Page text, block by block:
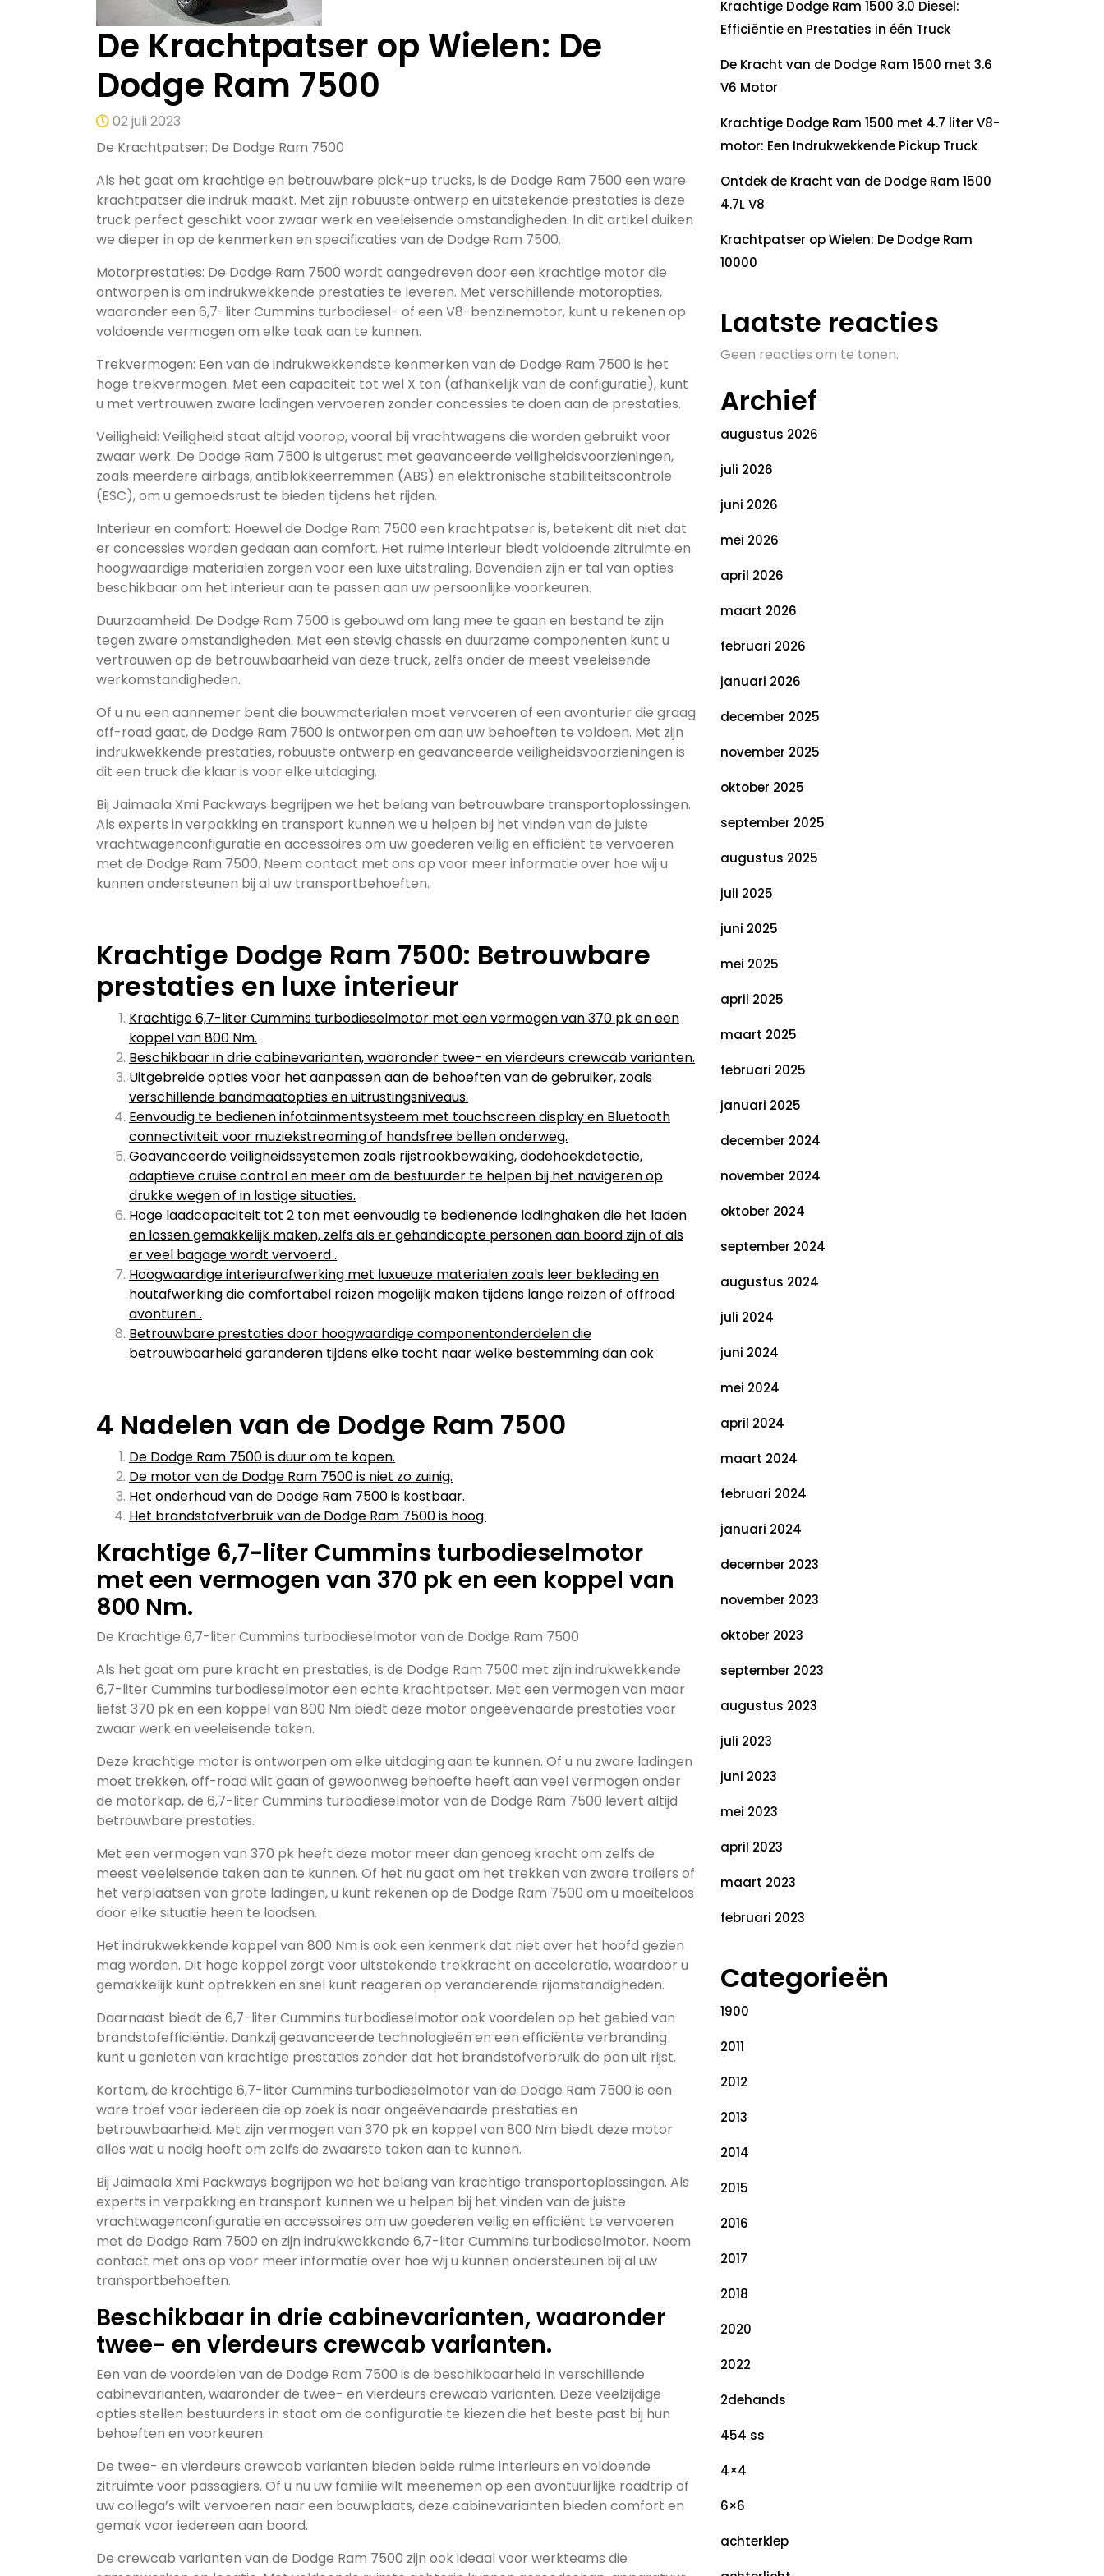
De Krachtpatser op Wielen: De
Dodge Ram 7500
02 juli 2023
De Krachtpatser: De Dodge Ram 7500
Als het gaat om krachtige en betrouwbare pick-up trucks, is de Dodge Ram 7500 een ware
krachtpatser die indruk maakt. Met zijn robuuste ontwerp en uitstekende prestaties is deze
truck perfect geschikt voor zwaar werk en veeleisende omstandigheden. In dit artikel duiken
we dieper in op de kenmerken en specificaties van de Dodge Ram 7500.
Motorprestaties: De Dodge Ram 7500 wordt aangedreven door een krachtige motor die
ontworpen is om indrukwekkende prestaties te leveren. Met verschillende motoropties,
waaronder een 6,7-liter Cummins turbodiesel- of een V8-benzinemotor, kunt u rekenen op
voldoende vermogen om elke taak aan te kunnen.
Trekvermogen: Een van de indrukwekkendste kenmerken van de Dodge Ram 7500 is het
hoge trekvermogen. Met een capaciteit tot wel X ton (afhankelijk van de configuratie), kunt
u met vertrouwen zware ladingen vervoeren zonder concessies te doen aan de prestaties.
Veiligheid: Veiligheid staat altijd voorop, vooral bij vrachtwagens die worden gebruikt voor
zwaar werk. De Dodge Ram 7500 is uitgerust met geavanceerde veiligheidsvoorzieningen,
zoals meerdere airbags, antiblokkeerremmen (ABS) en elektronische stabiliteitscontrole
(ESC), om u gemoedsrust te bieden tijdens het rijden.
Interieur en comfort: Hoewel de Dodge Ram 7500 een krachtpatser is, betekent dit niet dat
er concessies worden gedaan aan comfort. Het ruime interieur biedt voldoende zitruimte en
hoogwaardige materialen zorgen voor een luxe uitstraling. Bovendien zijn er tal van opties
beschikbaar om het interieur aan te passen aan uw persoonlijke voorkeuren.
Duurzaamheid: De Dodge Ram 7500 is gebouwd om lang mee te gaan en bestand te zijn
tegen zware omstandigheden. Met een stevig chassis en duurzame componenten kunt u
vertrouwen op de betrouwbaarheid van deze truck, zelfs onder de meest veeleisende
werkomstandigheden.
Of u nu een aannemer bent die bouwmaterialen moet vervoeren of een avonturier die graag
off-road gaat, de Dodge Ram 7500 is ontworpen om aan uw behoeften te voldoen. Met zijn
indrukwekkende prestaties, robuuste ontwerp en geavanceerde veiligheidsvoorzieningen is
dit een truck die klaar is voor elke uitdaging.
Bij Jaimaala Xmi Packways begrijpen we het belang van betrouwbare transportoplossingen.
Als experts in verpakking en transport kunnen we u helpen bij het vinden van de juiste
vrachtwagenconfiguratie en accessoires om uw goederen veilig en efficiënt te vervoeren
met de Dodge Ram 7500. Neem contact met ons op voor meer informatie over hoe wij u
kunnen ondersteunen bij al uw transportbehoeften.
Krachtige Dodge Ram 7500: Betrouwbare
prestaties en luxe interieur
Krachtige 6,7-liter Cummins turbodieselmotor met een vermogen van 370 pk en een
koppel van 800 Nm.
Beschikbaar in drie cabinevarianten, waaronder twee- en vierdeurs crewcab varianten.
Uitgebreide opties voor het aanpassen aan de behoeften van de gebruiker, zoals
verschillende bandmaatopties en uitrustingsniveaus.
Eenvoudig te bedienen infotainmentsysteem met touchscreen display en Bluetooth
connectiviteit voor muziekstreaming of handsfree bellen onderweg.
Geavanceerde veiligheidssystemen zoals rijstrookbewaking, dodehoekdetectie,
adaptieve cruise control en meer om de bestuurder te helpen bij het navigeren op
drukke wegen of in lastige situaties.
Hoge laadcapaciteit tot 2 ton met eenvoudig te bedienende ladinghaken die het laden
en lossen gemakkelijk maken, zelfs als er gehandicapte personen aan boord zijn of als
er veel bagage wordt vervoerd .
Hoogwaardige interieurafwerking met luxueuze materialen zoals leer bekleding en
houtafwerking die comfortabel reizen mogelijk maken tijdens lange reizen of offroad
avonturen .
Betrouwbare prestaties door hoogwaardige componentonderdelen die
betrouwbaarheid garanderen tijdens elke tocht naar welke bestemming dan ook
4 Nadelen van de Dodge Ram 7500
De Dodge Ram 7500 is duur om te kopen.
De motor van de Dodge Ram 7500 is niet zo zuinig.
Het onderhoud van de Dodge Ram 7500 is kostbaar.
Het brandstofverbruik van de Dodge Ram 7500 is hoog.
Krachtige 6,7-liter Cummins turbodieselmotor
met een vermogen van 370 pk en een koppel van
800 Nm.
De Krachtige 6,7-liter Cummins turbodieselmotor van de Dodge Ram 7500
Als het gaat om pure kracht en prestaties, is de Dodge Ram 7500 met zijn indrukwekkende
6,7-liter Cummins turbodieselmotor een echte krachtpatser. Met een vermogen van maar
liefst 370 pk en een koppel van 800 Nm biedt deze motor ongeëvenaarde prestaties voor
zwaar werk en veeleisende taken.
Deze krachtige motor is ontworpen om elke uitdaging aan te kunnen. Of u nu zware ladingen
moet trekken, off-road wilt gaan of gewoonweg behoefte heeft aan veel vermogen onder
de motorkap, de 6,7-liter Cummins turbodieselmotor van de Dodge Ram 7500 levert altijd
betrouwbare prestaties.
Met een vermogen van 370 pk heeft deze motor meer dan genoeg kracht om zelfs de
meest veeleisende taken aan te kunnen. Of het nu gaat om het trekken van zware trailers of
het verplaatsen van grote ladingen, u kunt rekenen op de Dodge Ram 7500 om u moeiteloos
door elke situatie heen te loodsen.
Het indrukwekkende koppel van 800 Nm is ook een kenmerk dat niet over het hoofd gezien
mag worden. Dit hoge koppel zorgt voor uitstekende trekkracht en acceleratie, waardoor u
gemakkelijk kunt optrekken en snel kunt reageren op veranderende rijomstandigheden.
Daarnaast biedt de 6,7-liter Cummins turbodieselmotor ook voordelen op het gebied van
brandstofefficiëntie. Dankzij geavanceerde technologieën en een efficiënte verbranding
kunt u genieten van krachtige prestaties zonder dat het brandstofverbruik de pan uit rijst.
Kortom, de krachtige 6,7-liter Cummins turbodieselmotor van de Dodge Ram 7500 is een
ware troef voor iedereen die op zoek is naar ongeëvenaarde prestaties en
betrouwbaarheid. Met zijn vermogen van 370 pk en koppel van 800 Nm biedt deze motor
alles wat u nodig heeft om zelfs de zwaarste taken aan te kunnen.
Bij Jaimaala Xmi Packways begrijpen we het belang van krachtige transportoplossingen. Als
experts in verpakking en transport kunnen we u helpen bij het vinden van de juiste
vrachtwagenconfiguratie en accessoires om uw goederen veilig en efficiënt te vervoeren
met de Dodge Ram 7500 en zijn indrukwekkende 6,7-liter Cummins turbodieselmotor. Neem
contact met ons op voor meer informatie over hoe wij u kunnen ondersteunen bij al uw
transportbehoeften.
Beschikbaar in drie cabinevarianten, waaronder
twee- en vierdeurs crewcab varianten.
Een van de voordelen van de Dodge Ram 7500 is de beschikbaarheid in verschillende
cabinevarianten, waaronder de twee- en vierdeurs crewcab varianten. Deze veelzijdige
opties stellen bestuurders in staat om de configuratie te kiezen die het beste past bij hun
behoeften en voorkeuren.
De twee- en vierdeurs crewcab varianten bieden beide ruime interieurs en voldoende
zitruimte voor passagiers. Of u nu uw familie wilt meenemen op een avontuurlijke roadtrip of
uw collega’s wilt vervoeren naar een bouwplaats, deze cabinevarianten bieden comfort en
gemak voor iedereen aan boord.
De crewcab varianten van de Dodge Ram 7500 zijn ook ideaal voor werkteams die
Krachtige Dodge Ram 1500 3.0 Diesel:
Efficiëntie en Prestaties in één Truck
De Kracht van de Dodge Ram 1500 met 3.6
V6 Motor
Krachtige Dodge Ram 1500 met 4.7 liter V8-
motor: Een Indrukwekkende Pickup Truck
Ontdek de Kracht van de Dodge Ram 1500
4.7L V8
Krachtpatser op Wielen: De Dodge Ram
10000
Laatste reacties
Geen reacties om te tonen.
Archief
augustus 2026
juli 2026
juni 2026
mei 2026
april 2026
maart 2026
februari 2026
januari 2026
december 2025
november 2025
oktober 2025
september 2025
augustus 2025
juli 2025
juni 2025
mei 2025
april 2025
maart 2025
februari 2025
januari 2025
december 2024
november 2024
oktober 2024
september 2024
augustus 2024
juli 2024
juni 2024
mei 2024
april 2024
maart 2024
februari 2024
januari 2024
december 2023
november 2023
oktober 2023
september 2023
augustus 2023
juli 2023
juni 2023
mei 2023
april 2023
maart 2023
februari 2023
Categorieën
1900
2011
2012
2013
2014
2015
2016
2017
2018
2020
2022
2dehands
454 ss
4×4
6×6
achterklep